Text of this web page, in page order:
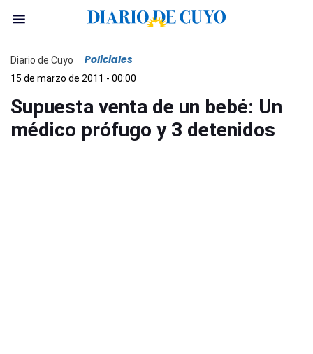
Diario de Cuyo Policiales
15 de marzo de 2011 - 00:00
Supuesta venta de un bebé: Un
médico prófugo y 3 detenidos